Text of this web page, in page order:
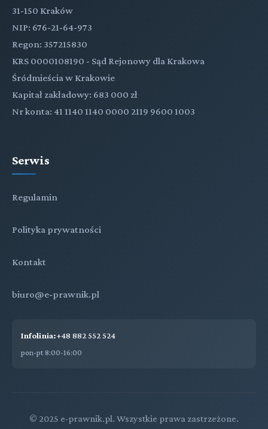
31-150 Kraków
NIP: 676-21-64-973
Regon: 357215830
KRS 0000108190 - Sąd Rejonowy dla Krakowa
Śródmieścia w Krakowie
Kapitał zakładowy: 683 000 zł
Nr konta: 41 1140 1140 0000 2119 9600 1003
Serwis
Regulamin
Polityka prywatności
Kontakt
biuro@e-prawnik.pl
Infolinia:+48 882 552 524
pon-pt 8:00-16:00
© 2025 e-prawnik.pl. Wszystkie prawa zastrzeżone.